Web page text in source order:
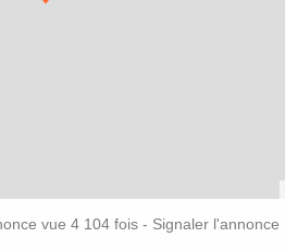
vue 4 104 fois - Signaler l'annonce